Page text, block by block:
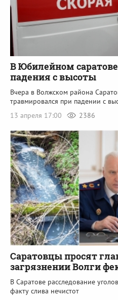
В Юбилейном
падения с высоты
Вчера в Волжском района
травмировался при падении с
13 апреля 17:00
2386
Саратовцы просят
загрязнении Волги
В Саратове расследование
факту слива нечистот